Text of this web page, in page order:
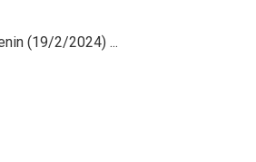
(19/2/2024) ...